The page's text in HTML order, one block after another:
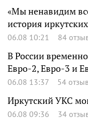
«Мы ненавидим
история
06.08 10:21 84
В России
Евро-2, Евро-3 и
06.08 13:37 54
Иркутский УКС
06.08 09:36 34